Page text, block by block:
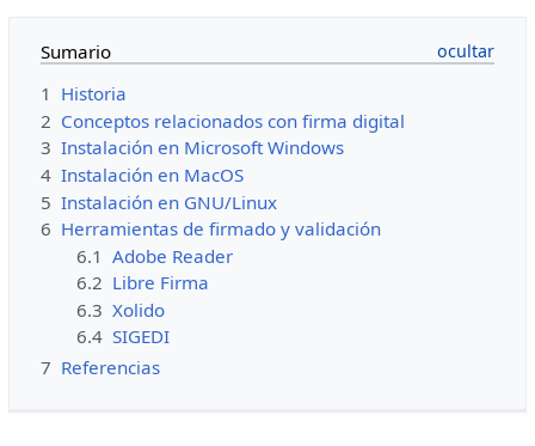
Sumario
1 Historia
2 Conceptos relacionados con firma digital
3 Instalación en Microsoft Windows
4 Instalación en MacOS
5 Instalación en GNU/Linux
6 Herramientas de firmado y validación
6.1 Adobe Reader
6.2 Libre Firma
6.3 Xolido
6.4 SIGEDI
7 Referencias